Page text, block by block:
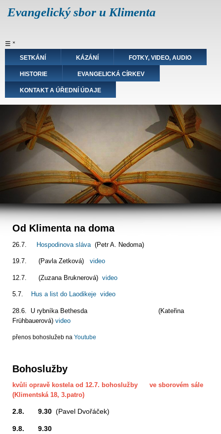
Evangelický sbor u Klimenta
Hlavní
navigace
☰ ˟
SETKÁNÍ KÁZÁNÍ FOTKY, VIDEO, AUDIO
HISTORIE EVANGELICKÁ CÍRKEV
KONTAKT A ÚŘEDNÍ ÚDAJE
Od Klimenta na doma
26.7. Hospodinova sláva (Petr A. Nedoma)
19.7. (Pavla Zetková) video
12.7. (Zuzana Bruknerová) video
5.7. Hus a list do Laodikeje video
28.6. U rybníka Bethesda (Kateřina
Frühbauerová) video
přenos bohoslužeb na Youtube
Bohoslužby
kvůli opravě kostela od 12.7. bohoslužby ve sborovém sále
(Klimentská 18, 3.patro)
2.8. 9.30 (Pavel Dvořáček)
9.8. 9.30